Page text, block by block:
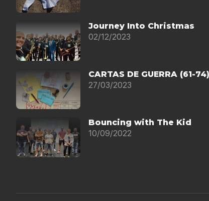
Journey Into Christmas
02/12/2023
CARTAS DE GUERRA (61-74)
27/03/2023
Bouncing with The Kid
10/09/2022